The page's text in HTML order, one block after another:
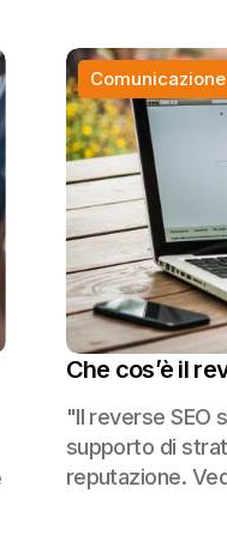
Comunicazione
Che cos’è il
"Il reverse SEO
supporto di
reputazione.